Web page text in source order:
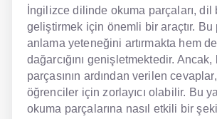
Hipnozla İngilizce
Hızlı İngilizce
İngilizce Kursu Yorum
İngilizce Kursu
İngilizce dilinde okuma parçaları, dil
geliştirmek için önemli bir araçtır. Bu
anlama yeteneğini artırmakta hem
dağarcığını genişletmektedir.
parçasının ardından verilen
öğrenciler için zorlayıcı olabilir. Bu
okuma parçalarına nasıl etkili bir